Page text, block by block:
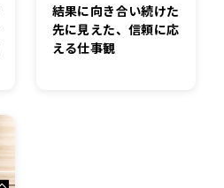
結果に向き合い続けた
先に見えた、信頼に応
える仕事観